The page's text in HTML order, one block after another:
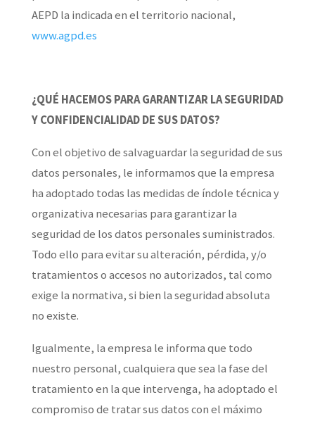
AEPD la indicada en el territorio nacional,
www.agpd.es
¿QUÉ HACEMOS PARA GARANTIZAR LA SEGURIDAD
Y CONFIDENCIALIDAD DE SUS DATOS?
Con el objetivo de salvaguardar la seguridad de sus
datos personales, le informamos que la empresa
ha adoptado todas las medidas de índole técnica y
organizativa necesarias para garantizar la
seguridad de los datos personales suministrados.
Todo ello para evitar su alteración, pérdida, y/o
tratamientos o accesos no autorizados, tal como
exige la normativa, si bien la seguridad absoluta
no existe.
Igualmente, la empresa le informa que todo
nuestro personal, cualquiera que sea la fase del
tratamiento en la que intervenga, ha adoptado el
compromiso de tratar sus datos con el máximo